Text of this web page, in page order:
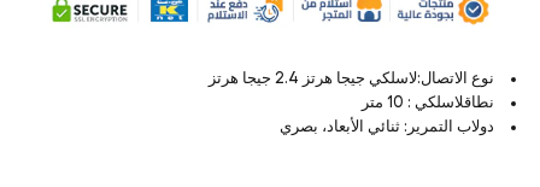
نوع الاتصال:لاسلكي جيجا هرتز 2.4 جيجا هرتز
نطاقلاسلكي : 10 متر
دولاب التمرير: ثنائي الأبعاد، بصري